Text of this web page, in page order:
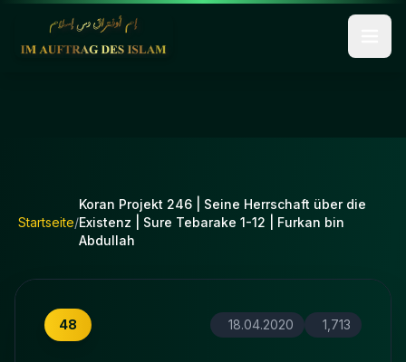
Startseite/
Koran Projekt 246 | Seine Herrschaft über die
Existenz | Sure Tebarake 1-12 | Furkan bin
Abdullah
48 18.04.2020 1,713